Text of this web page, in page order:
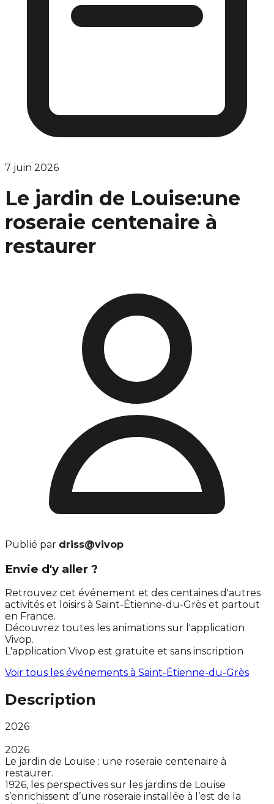
7 juin 2026
Le jardin de Louise:une
roseraie centenaire à
restaurer
Publié par driss@vivop
Envie d'y aller ?
Retrouvez cet événement et des centaines d'autres
activités et loisirs à Saint-Étienne-du-Grès et partout
en France.
Découvrez toutes les animations sur l'application
Vivop.
L'application Vivop est gratuite et sans inscription
Voir tous les événements à Saint-Étienne-du-Grès
Description
2026
2026
Le jardin de Louise : une roseraie centenaire à
restaurer.
1926, les perspectives sur les jardins de Louise
s’enrichissent d’une roseraie installée à l’est de la